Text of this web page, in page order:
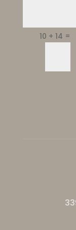
10 + 14 =